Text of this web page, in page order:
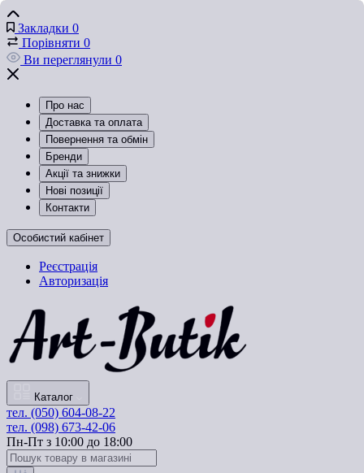
Закладки 0
Порівняти 0
Ви переглянули 0
Про нас
Доставка та оплата
Повернення та обмін
Бренди
Акції та знижки
Нові позиції
Контакти
Особистий кабінет
Реєстрація
Авторизація
Каталог
тел. (050) 604-08-22
тел. (098) 673-42-06
Пн-Пт з 10:00 до 18:00